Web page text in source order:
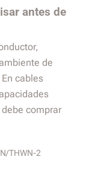
antes de
de
cables
comprar
THWN-2